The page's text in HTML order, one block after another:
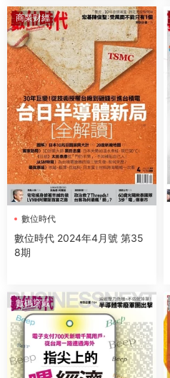
商業财經
數位時代
數位時代 2024年4月號 第35
8期
數碼穿戴